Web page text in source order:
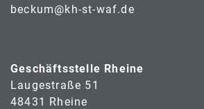
beckum@kh-st-waf.de
Geschäftsstelle Rheine
Laugestraße 51
48431 Rheine